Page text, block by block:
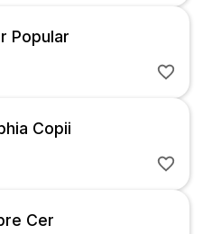
Popular
Copii
Cer